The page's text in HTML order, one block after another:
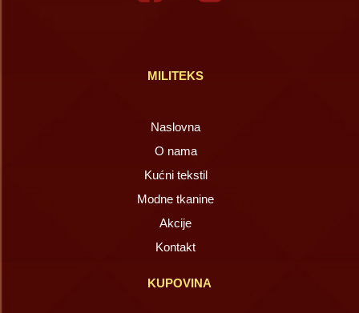
MILITEKS
Naslovna
O nama
Kućni tekstil
Modne tkanine
Akcije
Kontakt
KUPOVINA